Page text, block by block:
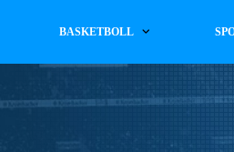
BASKETBOLL